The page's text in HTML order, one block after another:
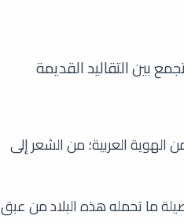
بين التقاليد القديمة
الهوية العربية؛ من الشعر إلى
ما تحمله هذه البلاد من عبق